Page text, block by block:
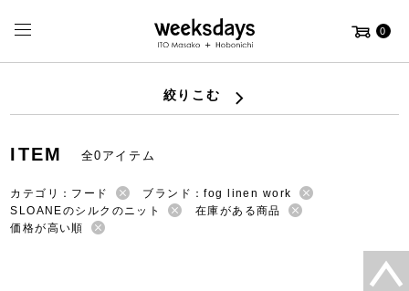
0
絞りこむ
ITEM 全0アイテム
カテゴリ：フード
ブランド：fog linen work
SLOANEのシルクのニット
在庫がある商品
価格が高い順